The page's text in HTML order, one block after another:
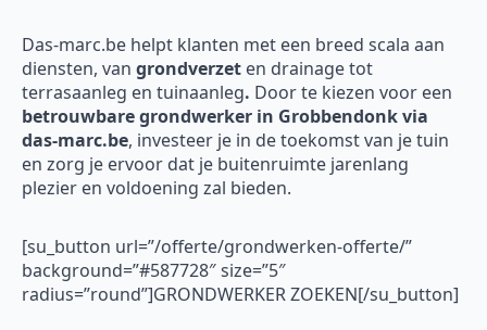
Das-marc.be helpt klanten met een breed scala aan
diensten, van grondverzet en drainage tot
terrasaanleg en tuinaanleg. Door te kiezen voor een
betrouwbare grondwerker in Grobbendonk via
das-marc.be, investeer je in de toekomst van je tuin
en zorg je ervoor dat je buitenruimte jarenlang
plezier en voldoening zal bieden.
[su_button url=”/offerte/grondwerken-offerte/”
background=”#587728″ size=”5″
radius=”round”]GRONDWERKER ZOEKEN[/su_button]